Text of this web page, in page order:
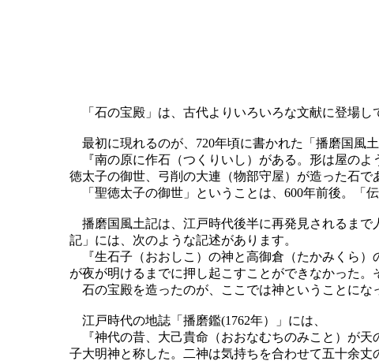
「石の宝殿」は、古代よりいろいろな文献に登場し
最初に現れるのが、720年頃に書かれた「播磨国風土
『南の原に作石（つくりいし）がある。形は屋のよ
徳太子の御世、弓削の大連（物部守屋）が造った石で
「聖徳太子の御世」ということは、600年前後。「
播磨国風土記は、江戸時代後半に再発見されるまで
記」には、次のような記述があります。
『生石子（おおしこ）の神と高御倉（たかみくら）
が夜が明けるまでに押し起こすことができなかった
石の宝殿を造ったのが、ここでは神ということにな
江戸時代の地誌「播磨鑑(1762年）」には、
『神代の昔、大己貴命（おおなむちのみこと）が天
子大明神と称した。二神は気持ちを合わせて五十余